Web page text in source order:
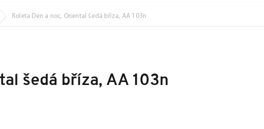
Roleta Den a noc, Oriental šedá bříza, AA 103n
šedá bříza, AA 103n